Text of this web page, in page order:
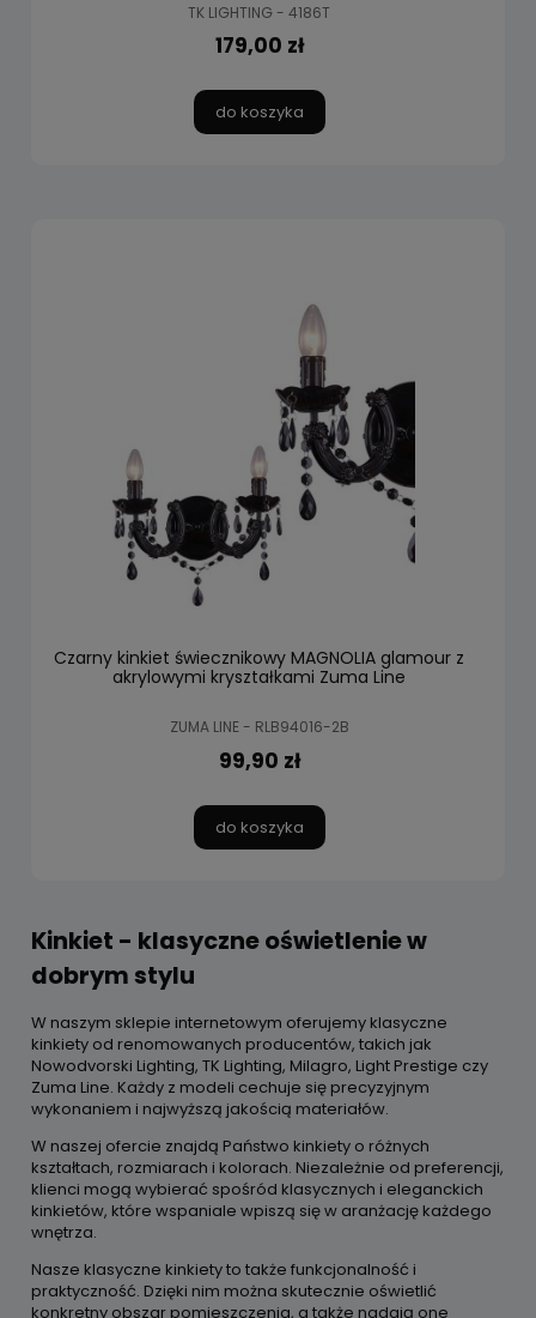
TK LIGHTING - 4186T
179,00 zł
do koszyka
Czarny kinkiet świecznikowy MAGNOLIA glamour z
akrylowymi kryształkami Zuma Line
ZUMA LINE - RLB94016-2B
99,90 zł
do koszyka
Kinkiet - klasyczne oświetlenie w
dobrym stylu
W naszym sklepie internetowym oferujemy klasyczne
kinkiety od renomowanych producentów, takich jak
Nowodvorski Lighting, TK Lighting, Milagro, Light Prestige czy
Zuma Line. Każdy z modeli cechuje się precyzyjnym
wykonaniem i najwyższą jakością materiałów.
W naszej ofercie znajdą Państwo kinkiety o różnych
kształtach, rozmiarach i kolorach. Niezależnie od preferencji,
klienci mogą wybierać spośród klasycznych i eleganckich
kinkietów, które wspaniale wpiszą się w aranżację każdego
wnętrza.
Nasze klasyczne kinkiety to także funkcjonalność i
praktyczność. Dzięki nim można skutecznie oświetlić
konkretny obszar pomieszczenia, a także nadają one